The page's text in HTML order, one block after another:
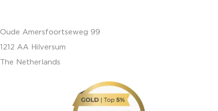
Oude Amersfoortseweg 99
1212 AA Hilversum
The Netherlands